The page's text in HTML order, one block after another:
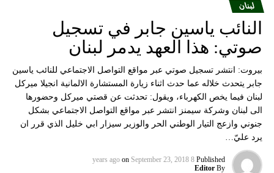
لبنان
النائب ياسين جابر في تسجيل
صوتي: هذا العهد يدمر لبنان
بيروت: انتشر تسجيل صوتي عبر مواقع التواصل الاجتماعي للنائب ياسين
جابر يتحدث خلاله عما حدث اثناء زيارة المستشارة الالمانية انجيلا ميركل
لبنان فيما يخص الكهرباء، ويقول: تحدثت عن قصتي ميركل وحضورها
الى لبنان وشركة سيمنز انتشر عبر مواقع التواصل الاجتماعي بشكل
جنوني وازعج التيار الوطني الحر والوزير سيزار ابي خليل الذي قرر ان
يرد عليّ…
Published
8 years ago
on September 23, 2018
By
Editor